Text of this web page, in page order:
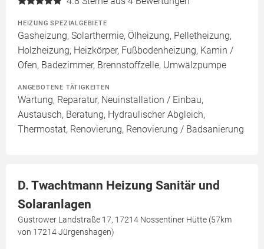
HEIZUNG SPEZIALGEBIETE
Gasheizung, Solarthermie, Ölheizung, Pelletheizung,
Holzheizung, Heizkörper, Fußbodenheizung, Kamin /
Ofen, Badezimmer, Brennstoffzelle, Umwälzpumpe
ANGEBOTENE TÄTIGKEITEN
Wartung, Reparatur, Neuinstallation / Einbau,
Austausch, Beratung, Hydraulischer Abgleich,
Thermostat, Renovierung, Renovierung / Badsanierung
D. Twachtmann Heizung Sanitär und
Solaranlagen
Güstrower Landstraße 17, 17214 Nossentiner Hütte (57km
von 17214 Jürgenshagen)